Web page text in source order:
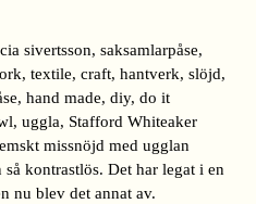
missnöjd med ugglan
kontrastlös. Det har legat i en
nu blev det annat av.